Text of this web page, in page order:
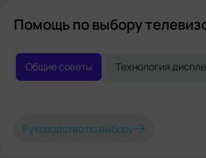
Помощь по выбору
Общие советы Технология
Руководство по выбору